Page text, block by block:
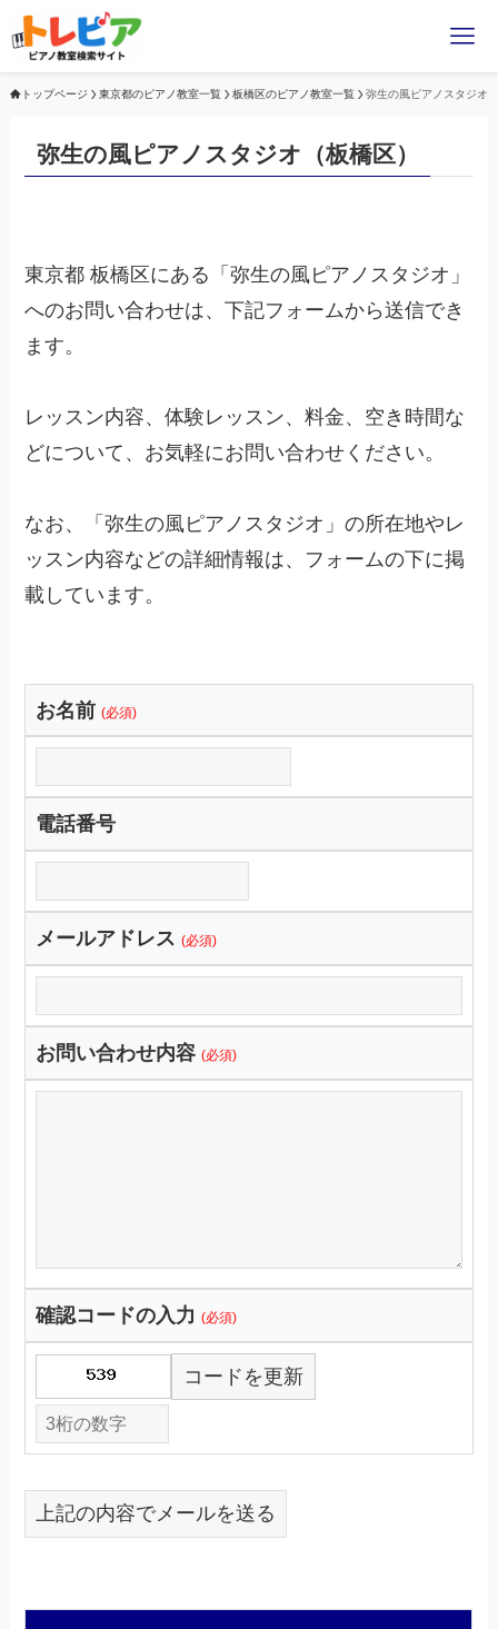
トップページ 東京都のピアノ教室一覧 板橋区のピアノ教室一覧 弥生の風ピアノスタジオ
弥生の風ピアノスタジオ（板橋区）
東京都 板橋区にある「弥生の風ピアノスタジオ」
へのお問い合わせは、下記フォームから送信でき
ます。
レッスン内容、体験レッスン、料金、空き時間な
どについて、お気軽にお問い合わせください。
なお、「弥生の風ピアノスタジオ」の所在地やレ
ッスン内容などの詳細情報は、フォームの下に掲
載しています。
お名前 (必須)
電話番号
メールアドレス (必須)
お問い合わせ内容 (必須)
確認コードの入力(必須)
コードを更新
上記の内容でメールを送る